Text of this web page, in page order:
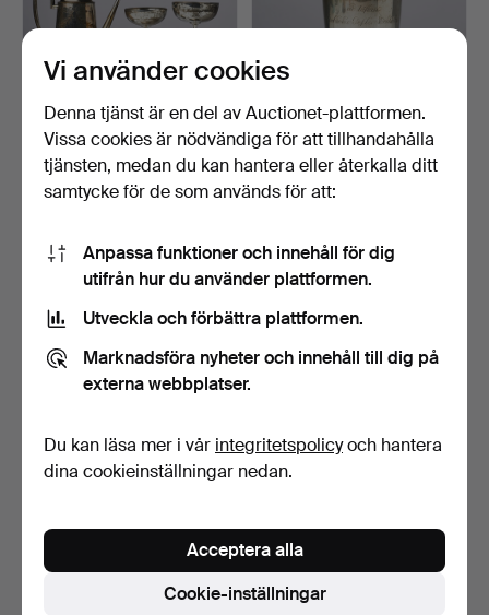
PRISPOKALER varav 2 i
silver och kanna i n…
Klubbades 23 maj 2022
PRISPOKAL i silver,
hederspris, cykellopp,…
hederspris cykellopp, …
15 bud
hederspris cykellopp, …
Klubbades 23 maj 2022
11 bud
316 USD
Vi använder cookies
Denna tjänst är en del av Auctionet-plattformen.
Vissa cookies är nödvändiga för att tillhandahålla
tjänsten, medan du kan hantera eller återkalla ditt
samtycke för de som används för att:
Anpassa funktioner och innehåll för dig
utifrån hur du använder plattformen.
Utveckla och förbättra plattformen.
Marknadsföra nyheter och innehåll till dig på
externa webbplatser.
Du kan läsa mer i vår integritetspolicyoch hantera
dina cookieinställningar nedan.
Cookie-inställningar
Acceptera alla